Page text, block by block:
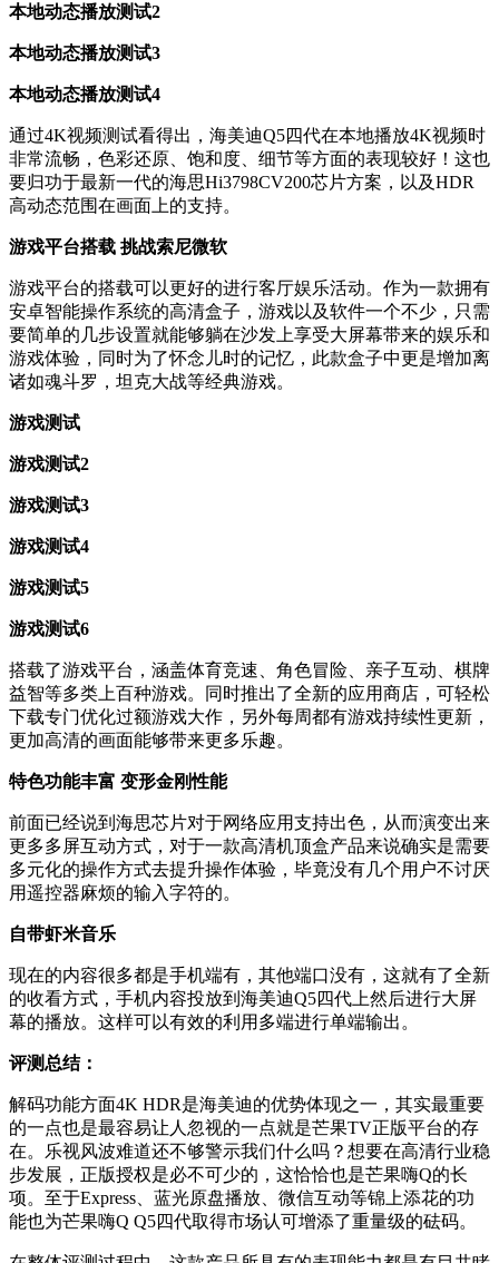
本地动态播放测试2
本地动态播放测试3
本地动态播放测试4
通过4K视频测试看得出，海美迪Q5四代在本地播放4K视频时
非常流畅，色彩还原、饱和度、细节等方面的表现较好！这也
要归功于最新一代的海思Hi3798CV200芯片方案，以及HDR
高动态范围在画面上的支持。
游戏平台搭载 挑战索尼微软
游戏平台的搭载可以更好的进行客厅娱乐活动。作为一款拥有
安卓智能操作系统的高清盒子，游戏以及软件一个不少，只需
要简单的几步设置就能够躺在沙发上享受大屏幕带来的娱乐和
游戏体验，同时为了怀念儿时的记忆，此款盒子中更是增加离
诸如魂斗罗，坦克大战等经典游戏。
游戏测试
游戏测试2
游戏测试3
游戏测试4
游戏测试5
游戏测试6
搭载了游戏平台， 涵盖体育竞速、角色冒险、亲子互动、棋牌
益智等多类上百种游戏。同时推出了全新的应用商店，可轻松
下载专门优化过额游戏大作，另外每周都有游戏持续性更新，
更加高清的画面能够带来更多乐趣。
特色功能丰富 变形金刚性能
前面已经说到海思芯片对于网络应用支持出色，从而演变出来
更多多屏互动方式，对于一款高清机顶盒产品来说确实是需要
多元化的操作方式去提升操作体验，毕竟没有几个用户不讨厌
用遥控器麻烦的输入字符的。
自带虾米音乐
现在的内容很多都是手机端有，其他端口没有，这就有了全新
的收看方式，手机内容投放到海美迪Q5四代上然后进行大屏
幕的播放。这样可以有效的利用多端进行单端输出。
评测总结：
解码功能方面4K HDR是海美迪的优势体现之一，其实最重要
的一点也是最容易让人忽视的一点就是芒果TV正版平台的存
在。乐视风波难道还不够警示我们什么吗？想要在高清行业稳
步发展，正版授权是必不可少的，这恰恰也是芒果嗨Q的长
项。至于Express、蓝光原盘播放、微信互动等锦上添花的功
能也为芒果嗨Q Q5四代取得市场认可增添了重量级的砝码。